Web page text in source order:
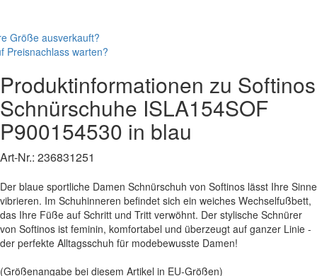
Größe ausverkauft?
Preisnachlass warten?
Produktinformationen zu Softinos
Schnürschuhe ISLA154SOF
P900154530 in blau
Art-Nr.: 236831251
Der blaue sportliche Damen Schnürschuh von Softinos lässt Ihre Sinne
vibrieren. Im Schuhinneren befindet sich ein weiches Wechselfußbett,
das Ihre Füße auf Schritt und Tritt verwöhnt. Der stylische Schnürer
von Softinos ist feminin, komfortabel und überzeugt auf ganzer Linie -
der perfekte Alltagsschuh für modebewusste Damen!
(Größenangabe bei diesem Artikel in EU-Größen)